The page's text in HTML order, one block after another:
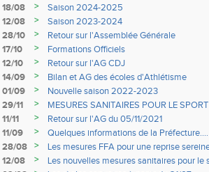
18/08
>
Saison 2024-2025
12/08
>
Saison 2023-2024
28/10
>
Retour sur l'Assemblée Générale
17/10
>
Formations Officiels
12/10
>
Retour sur l'AG CDJ
14/09
>
Bilan et AG des écoles d'Athlétisme
01/09
>
Nouvelle saison 2022-2023
29/11
>
MESURES SANITAIRES POUR LE SPORT
11/11
>
Retour sur l'AG du 05/11/2021
11/09
>
Quelques informations de la Préfecture....
28/08
>
Les mesures FFA pour une reprise
12/08
>
Les nouvelles mesures sanitaires pour le